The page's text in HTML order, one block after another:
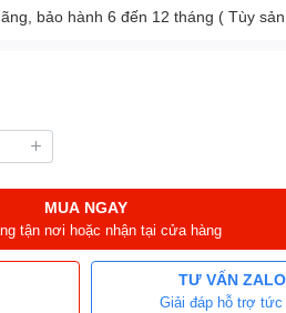
bảo hành 6 đến 12 tháng ( Tùy
MUA NGAY
tận nơi hoặc nhận tại cửa hàng
TƯ VẤN ZALO
Giải đáp hỗ trợ tức